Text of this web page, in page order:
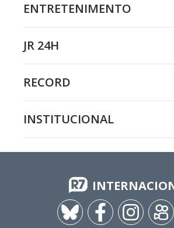
ENTRETENIMENTO
JR 24H
RECORD
INSTITUCIONAL